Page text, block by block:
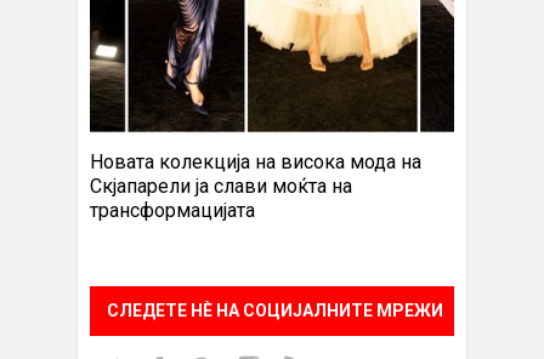
Новата колекција на висока мода на
Скјапарели ја слави моќта на
трансформацијата
СЛЕДЕТЕ НÈ НА СОЦИЈАЛНИТЕ МРЕЖИ